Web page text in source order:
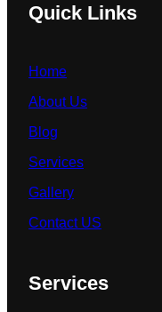
Quick Links
Home
About Us
Blog
Services
Gallery
Contact US
Services